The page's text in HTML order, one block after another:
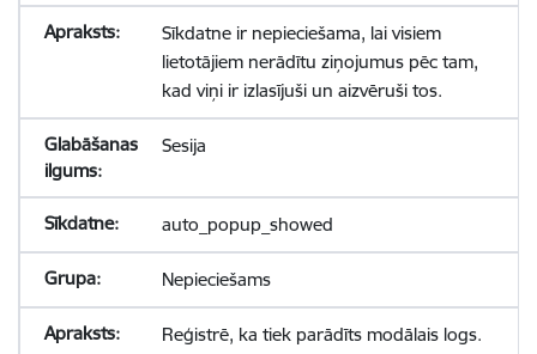
Sīkdatne ir nepieciešama, lai visiem
lietotājiem nerādītu ziņojumus pēc tam,
kad viņi ir izlasījuši un aizvēruši tos.
Sesija
auto_popup_showed
Nepieciešams
Reģistrē, ka tiek parādīts modālais logs.